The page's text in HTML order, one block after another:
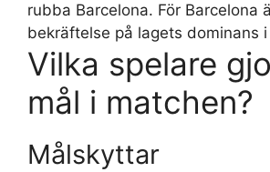
rubba Barcelona. För Barcelona
bekräftelse på lagets dominans i
Vilka spelare
mål i matchen?
Målskyttar